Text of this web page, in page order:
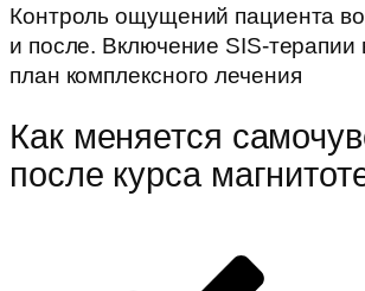
Контроль ощущений пациента
и после. Включение SIS-терапии
план комплексного лечения
Как меняется
после курса